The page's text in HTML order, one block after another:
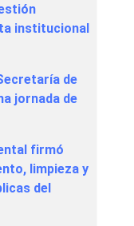
institucional
de
jornada de
firmó
limpieza y
del